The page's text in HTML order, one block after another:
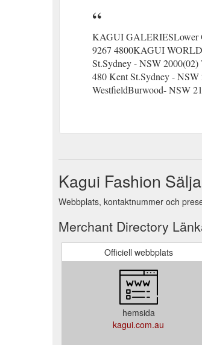
KAGUI GALERIESLower
9267 4800KAGUI
St.Sydney - NSW
480 Kent St.Sydney -
WestfieldBurwood- NSW
Kagui Fashion
Webbplats, kontaktnummer och
Merchant Directory
Officiell webbplats
hemsida
kagui.com.au